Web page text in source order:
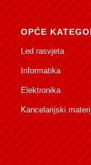
OPĆE
Led rasvjeta
Informatika
Elektronika
Kancelarijski